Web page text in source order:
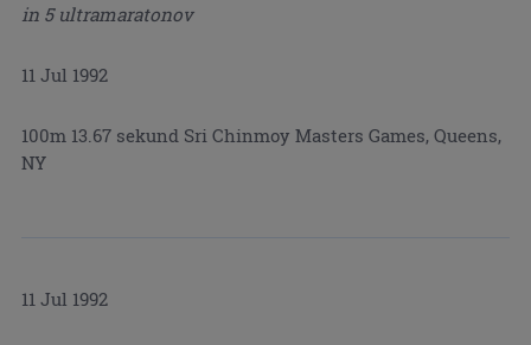
in 5 ultramaratonov
11 Jul 1992
100m 13.67 sekund Sri Chinmoy Masters Games, Queens,
NY
11 Jul 1992